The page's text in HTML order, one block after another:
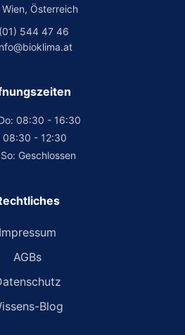
Wien, Österreich
544 47 46
08:30 - 16:30
08:30 - 12:30
Geschlossen
Impressum
AGBs
Blog